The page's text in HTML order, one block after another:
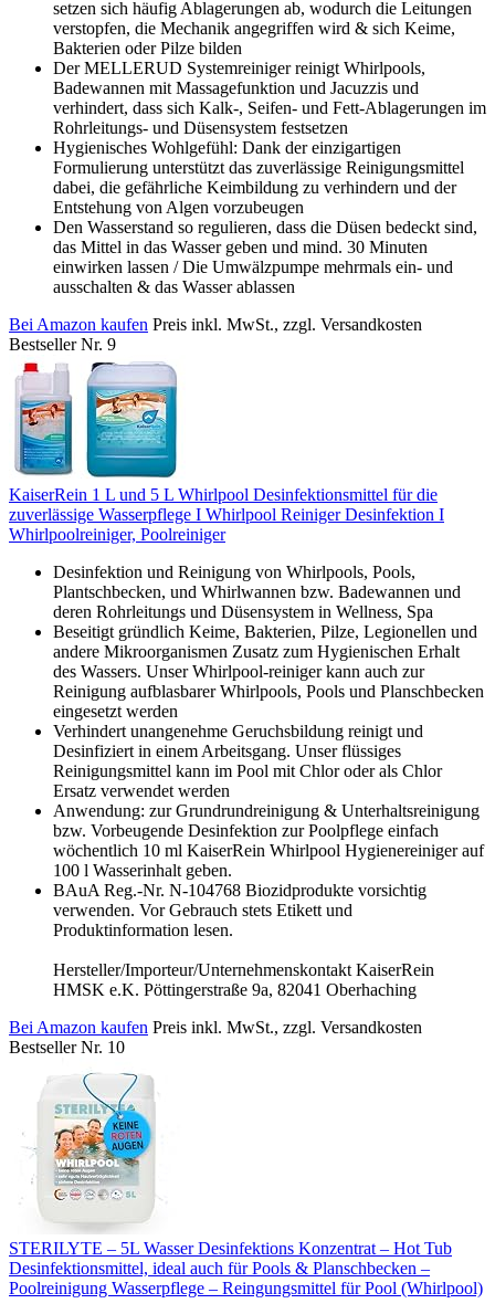
setzen sich häufig Ablagerungen ab, wodurch die Leitungen
verstopfen, die Mechanik angegriffen wird & sich Keime,
Bakterien oder Pilze bilden
Der MELLERUD Systemreiniger reinigt Whirlpools,
Badewannen mit Massagefunktion und Jacuzzis und
verhindert, dass sich Kalk-, Seifen- und Fett-Ablagerungen im
Rohrleitungs- und Düsensystem festsetzen
Hygienisches Wohlgefühl: Dank der einzigartigen
Formulierung unterstützt das zuverlässige Reinigungsmittel
dabei, die gefährliche Keimbildung zu verhindern und der
Entstehung von Algen vorzubeugen
Den Wasserstand so regulieren, dass die Düsen bedeckt sind,
das Mittel in das Wasser geben und mind. 30 Minuten
einwirken lassen / Die Umwälzpumpe mehrmals ein- und
ausschalten & das Wasser ablassen
Bei Amazon kaufen Preis inkl. MwSt., zzgl. Versandkosten
Bestseller Nr. 9
KaiserRein 1 L und 5 L Whirlpool Desinfektionsmittel für die
zuverlässige Wasserpflege I Whirlpool Reiniger Desinfektion I
Whirlpoolreiniger, Poolreiniger
Desinfektion und Reinigung von Whirlpools, Pools,
Plantschbecken, und Whirlwannen bzw. Badewannen und
deren Rohrleitungs und Düsensystem in Wellness, Spa
Beseitigt gründlich Keime, Bakterien, Pilze, Legionellen und
andere Mikroorganismen Zusatz zum Hygienischen Erhalt
des Wassers. Unser Whirlpool-reiniger kann auch zur
Reinigung aufblasbarer Whirlpools, Pools und Planschbecken
eingesetzt werden
Verhindert unangenehme Geruchsbildung reinigt und
Desinfiziert in einem Arbeitsgang. Unser flüssiges
Reinigungsmittel kann im Pool mit Chlor oder als Chlor
Ersatz verwendet werden
Anwendung: zur Grundrundreinigung & Unterhaltsreinigung
bzw. Vorbeugende Desinfektion zur Poolpflege einfach
wöchentlich 10 ml KaiserRein Whirlpool Hygienereiniger auf
100 l Wasserinhalt geben.
BAuA Reg.-Nr. N-104768 Biozidprodukte vorsichtig
verwenden. Vor Gebrauch stets Etikett und
Produktinformation lesen.
Hersteller/Importeur/Unternehmenskontakt KaiserRein
HMSK e.K. Pöttingerstraße 9a, 82041 Oberhaching
Bei Amazon kaufen Preis inkl. MwSt., zzgl. Versandkosten
Bestseller Nr. 10
STERILYTE – 5L Wasser Desinfektions Konzentrat – Hot Tub
Desinfektionsmittel, ideal auch für Pools & Planschbecken –
Poolreinigung Wasserpflege – Reingungsmittel für Pool (Whirlpool)